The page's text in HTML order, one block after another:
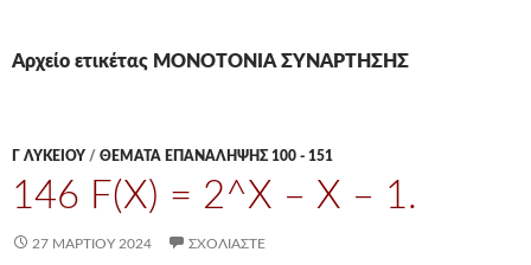
Αρχείο ετικέτας ΜΟΝΟΤΟΝΙΑ ΣΥΝΑΡΤΗΣΗΣ
Γ ΛΥΚΕΊΟΥ / ΘΕΜΑΤΑ ΕΠΑΝΑΛΗΨΗΣ 100 - 151
146 F(X) = 2^X – X – 1.
27 ΜΑΡΤΊΟΥ 2024 ΣΧΟΛΙΆΣΤΕ